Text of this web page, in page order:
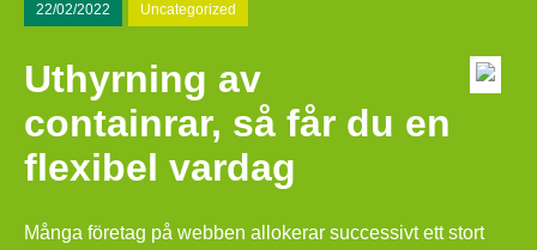
22/02/2022 Uncategorized
Uthyrning av
containrar, så får du en
flexibel vardag
Många företag på webben allokerar successivt ett stort